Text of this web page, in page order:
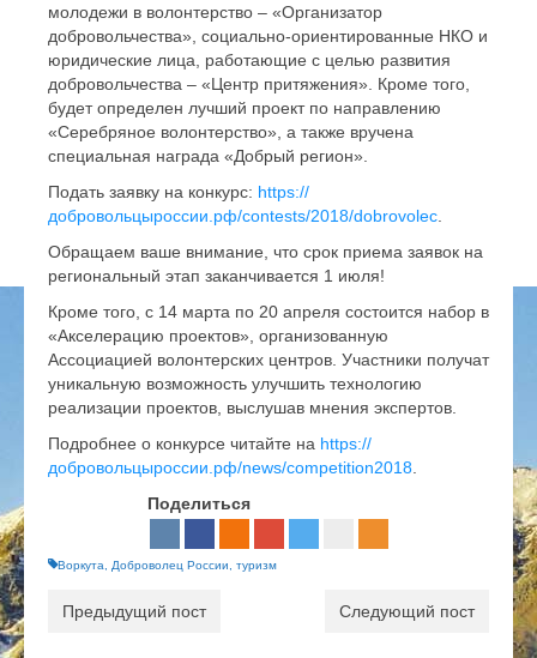
молодежи в волонтерство – «Организатор
добровольчества», социально-ориентированные НКО и
юридические лица, работающие с целью развития
добровольчества – «Центр притяжения». Кроме того,
будет определен лучший проект по направлению
«Серебряное волонтерство», а также вручена
специальная награда «Добрый регион».
Подать заявку на конкурс: https://
добровольцыроссии.рф/contests/2018/dobrovolec.
Обращаем ваше внимание, что срок приема заявок на
региональный этап заканчивается 1 июля!
Кроме того, с 14 марта по 20 апреля состоится набор в
«Акселерацию проектов», организованную
Ассоциацией волонтерских центров. Участники получат
уникальную возможность улучшить технологию
реализации проектов, выслушав мнения экспертов.
Подробнее о конкурсе читайте на https://
добровольцыроссии.рф/news/competition2018.
Поделиться
Воркута, Доброволец России, туризм
Предыдущий пост Следующий пост